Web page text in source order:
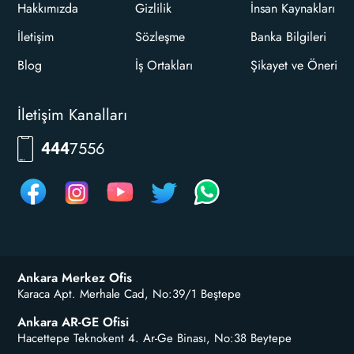
Hakkımızda
İletişim
Blog
Gizlilik
Sözleşme
İş Ortakları
İnsan Kaynakları
Banka Bilgileri
Şikayet ve Öneri
İletişim Kanalları
4447556
Ankara Merkez Ofis
Karaca Apt. Merhale Cad, No:39/1 Beştepe
Ankara AR-GE Ofisi
Hacettepe Teknokent 4. Ar-Ge Binası, No:38 Beytepe